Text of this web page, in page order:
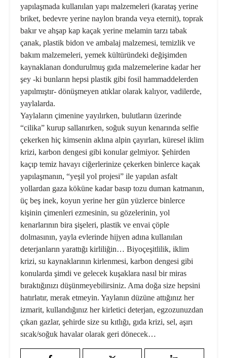
yapılaşmada kullanılan yapı malzemeleri (karataş yerine
briket, bedevre yerine naylon branda veya eternit), toprak
bakır ve ahşap kap kaçak yerine melamin tarzı tabak
çanak, plastik bidon ve ambalaj malzemesi, temizlik ve
bakım malzemeleri, yemek kültüründeki değişimden
kaynaklanan dondurulmuş gıda malzemelerine kadar her
şey -ki bunların hepsi plastik gibi fosil hammaddelerden
yapılmıştır- dönüşmeyen atıklar olarak kalıyor, vadilerde,
yaylalarda.
Yaylaların çimenine yayılırken, bulutların üzerinde
“cilika” kurup sallanırken, soğuk suyun kenarında selfie
çekerken hiç kimsenin aklına alpin çayırları, küresel iklim
krizi, karbon dengesi gibi konular gelmiyor. Şehirden
kaçıp temiz havayı ciğerlerinize çekerken binlerce kaçak
yapılaşmanın, “yeşil yol projesi” ile yapılan asfalt
yollardan gaza köküne kadar basıp tozu duman katmanın,
üç beş inek, koyun yerine her gün yüzlerce binlerce
kişinin çimenleri ezmesinin, su gözelerinin, yol
kenarlarının bira şişeleri, plastik ve envai çöple
dolmasının, yayla evlerinde hijyen adına kullanılan
deterjanların yarattığı kirliliğin… Biyoçeşitlilik, iklim
krizi, su kaynaklarının kirlenmesi, karbon dengesi gibi
konularda şimdi ve gelecek kuşaklara nasıl bir miras
bıraktığınızı düşünmeyebilirsiniz. Ama doğa size hepsini
hatırlatır, merak etmeyin. Yaylanın düzüne attığınız her
izmarit, kullandığınız her kirletici deterjan, egzozunuzdan
çıkan gazlar, şehirde size su kıtlığı, gıda krizi, sel, aşırı
sıcak/soğuk havalar olarak geri dönecek…